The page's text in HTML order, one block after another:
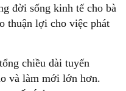
đời sống kinh tế cho bà
thuận lợi cho việc phát
chiều dài tuyến
và làm mới lớn hơn.